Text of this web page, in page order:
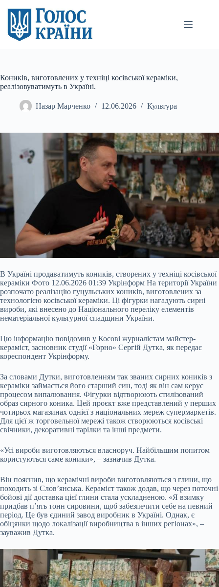
вмісту
Коників, виготовлених у техніці косівської кераміки,
реалізовуватимуть в Україні.
Назар Марченко 12.06.2026 Культура
В Україні продаватимуть коників, створених у техніці косівської
кераміки Фото 12.06.2026 01:39 Укрінформ На території України
розпочато реалізацію гуцульських коників, виготовлених за
технологією косівської кераміки. Ці фігурки нагадують сирні
вироби, які внесено до Національного переліку елементів
нематеріальної культурної спадщини України.
Цю інформацію повідомив у Косові журналістам майстер-
кераміст, засновник студії «Горно» Сергій Дутка, як передає
кореспондент Укрінформу.
За словами Дутки, виготовленням так званих сирних коників з
кераміки займається його старший син, тоді як він сам керує
процесом випалювання. Фігурки відтворюють стилізований
образ сирного коника. Цей проєкт вже представлений у перших
чотирьох магазинах однієї з національних мереж супермаркетів.
Для цієї ж торговельної мережі також створюються косівські
свічники, декоративні тарілки та інші предмети.
«Усі вироби виготовляються власноруч. Найбільшим попитом
користуються саме коники», – зазначив Дутка.
Він пояснив, що керамічні вироби виготовляються з глини, що
походить зі Слов’янська. Кераміст також додав, що через поточні
бойові дії доставка цієї глини стала ускладненою. «Я взимку
придбав п’ять тонн сировини, щоб забезпечити себе на певний
період. Це був єдиний завод виробник в Україні. Однак, є
обіцянки щодо локалізації виробництва в інших регіонах», –
зауважив Дутка.